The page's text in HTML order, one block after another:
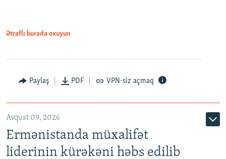
Ətraflı burada oxuyun
Paylaş PDF VPN-siz açmaq
Avqust 09, 2026
Ermənistanda müxalifət
liderinin kürəkəni həbs edilib